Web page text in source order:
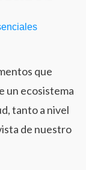
que
un ecosistema
tanto a nivel
de nuestro